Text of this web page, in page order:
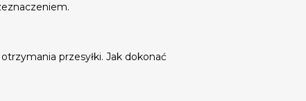
przesyłki. Jak dokonać